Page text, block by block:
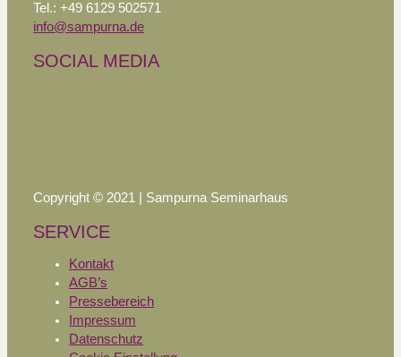
Tel.: +49 6129 502571
info@sampurna.de
SOCIAL MEDIA
Copyright © 2021 | Sampurna Seminarhaus
SERVICE
Kontakt
AGB’s
Pressebereich
Impressum
Datenschutz